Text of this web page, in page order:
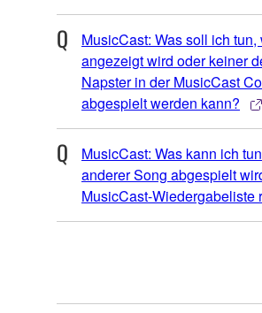
MusicCast: Was soll ich
angezeigt wird oder keiner
Napster in der MusicCast
abgespielt werden kann?
MusicCast: Was kann ich
anderer Song abgespielt
MusicCast-Wiedergabeliste